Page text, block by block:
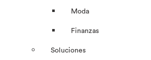
Moda
Finanzas
Soluciones